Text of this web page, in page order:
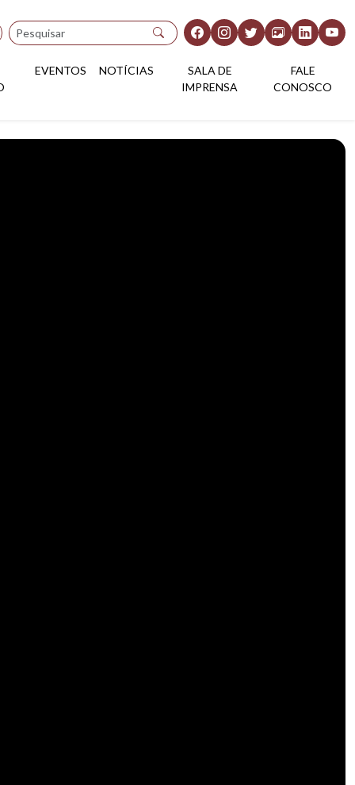
Pesquisar
EVENTOS NOTÍCIAS
SALA DE
IMPRENSA
FALE
CONOSCO